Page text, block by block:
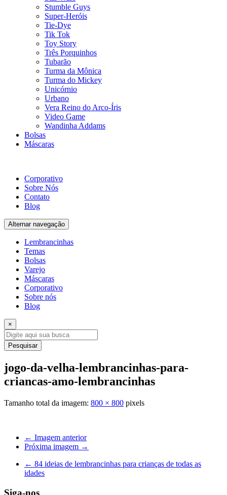
Stumble Guys
Super-Heróis
Tie-Dye
Tik Tok
Toy Story
Três Porquinhos
Tubarão
Turma da Mônica
Turma do Mickey
Unicórnio
Urbano
Vera Reino do Arco-Íris
Video Game
Wandinha Addams
Bolsas
Máscaras
Corporativo
Sobre Nós
Contato
Blog
Alternar navegação
Lembrancinhas
Temas
Bolsas
Varejo
Máscaras
Corporativo
Sobre nós
Blog
×
Pesquisar
jogo-da-velha-lembrancinhas-para-
criancas-amo-lembrancinhas
Tamanho total da imagem: 800 × 800 pixels
← Imagem anterior
Próxima imagem →
← 84 ideias de lembrancinhas para crianças de todas as
idades
Siga-nos